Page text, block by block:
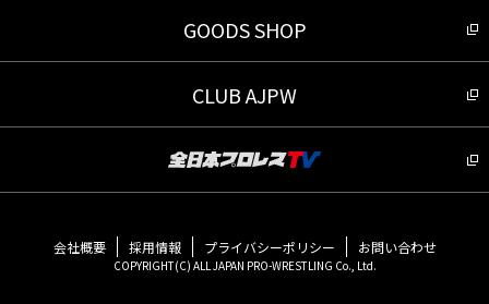
GOODS SHOP
CLUB AJPW
会社概要 採用情報 プライバシーポリシー お問い合わせ
COPYRIGHT(C) ALL JAPAN PRO-WRESTLING Co., Ltd.